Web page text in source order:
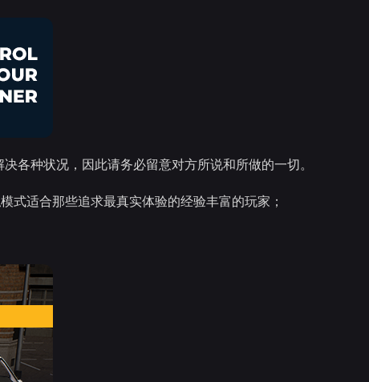
各种状况，因此请务必留意对方所说和所做的一切。
式适合那些追求最真实体验的经验丰富的玩家；